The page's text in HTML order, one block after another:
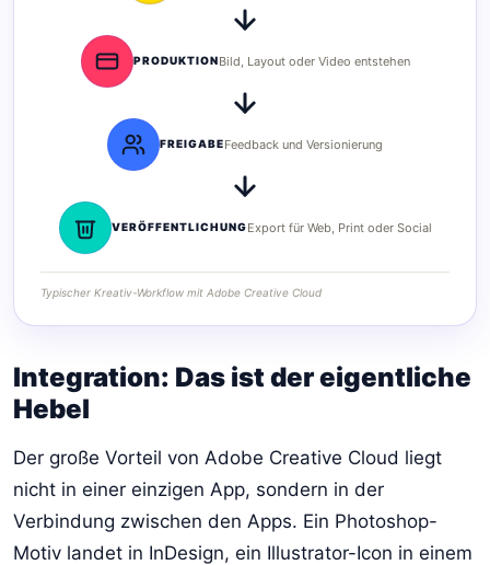
PRODUKTIONBild, Layout oder Video entstehen
FREIGABEFeedback und Versionierung
VERÖFFENTLICHUNGExport für Web, Print oder Social
Typischer Kreativ-Workflow mit Adobe Creative Cloud
Integration: Das ist der eigentliche
Hebel
Der große Vorteil von Adobe Creative Cloud liegt
nicht in einer einzigen App, sondern in der
Verbindung zwischen den Apps. Ein Photoshop-
Motiv landet in InDesign, ein Illustrator-Icon in einem